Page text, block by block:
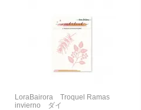
LoraBairora Troquel Ramas
invierno ダイ